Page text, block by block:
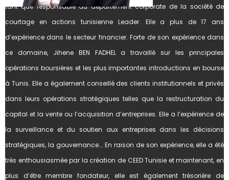
tant que responsable du département corporate de la société de
courtage en actions tunisienne Leader. Elle a plus de 17 ans
d’expérience dans le secteur financier. Forte de son expérience dans
ce domaine, Jihene BEN FADHEL a travaillé sur les principales
opérations boursières et les plus importantes introductions en bourse
à Tunis. Elle a également conseillé des clients institutionnels et privés
dans leurs opérations stratégiques telles que la restructuration du
capital et la vente ou l’acquisition d’entreprises. Elle a l’expérience de
la surveillance et du soutien aux entreprises dans les décisions
stratégiques, la gouvernance…. En raison de son expérience, elle a été
très enthousiasmée par la création de CEED Tunisie et maintenant, en
plus d’être membre fondateur, elle est également trésorière de